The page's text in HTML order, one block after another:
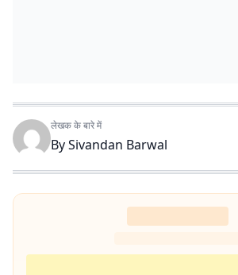
लेखक के बारे में
BySivandan Barwal